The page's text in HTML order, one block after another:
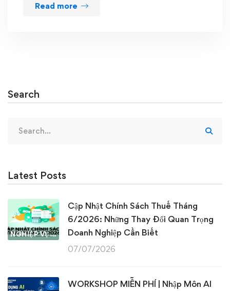
Read more
Search
for:
Latest Posts
NGHIỆP VỤ KẾ TOÁN & THUẾ
Cập Nhật Chính Sách Thuế Tháng
6/2026: Những Thay Đổi Quan Trọng
Doanh Nghiệp Cần Biết
07/07/2026
WORKSHOP MIỄN PHÍ | Nhập Môn AI